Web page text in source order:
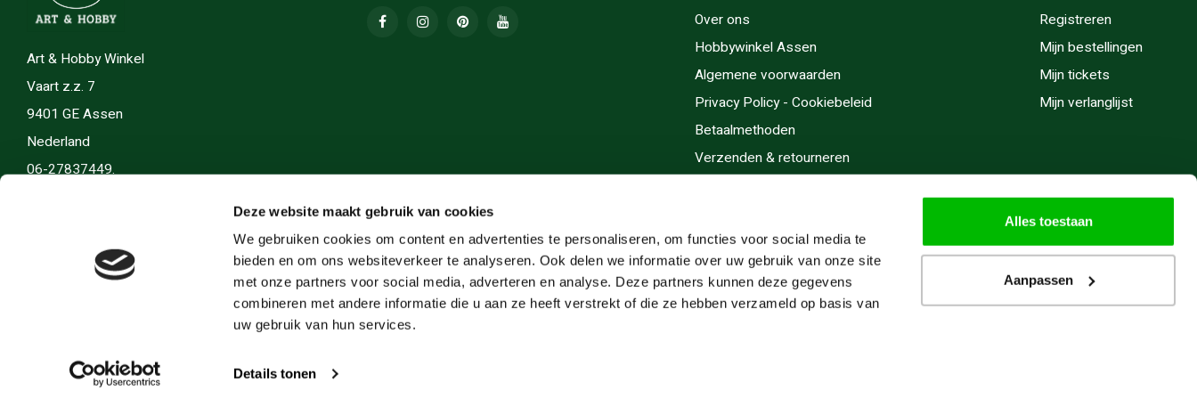
Deze website maakt gebruik van cookies
We gebruiken cookies om content en advertenties te personaliseren, om functies voor social media te
bieden en om ons websiteverkeer te analyseren. Ook delen we informatie over uw gebruik van onze site
met onze partners voor social media, adverteren en analyse. Deze partners kunnen deze gegevens
combineren met andere informatie die u aan ze heeft verstrekt of die ze hebben verzameld op basis van
uw gebruik van hun services.
Details tonen
Alles toestaan
Aanpassen
Art & Hobby Winkel
Vaart z.z. 7
9401 GE Assen
Nederland
06-27837449.
Over ons
Hobbywinkel Assen
Algemene voorwaarden
Privacy Policy - Cookiebeleid
Betaalmethoden
Verzenden & retourneren
Cadeaubonnen
Inlijsten
Servicegebieden
Registreren
Mijn bestellingen
Mijn tickets
Mijn verlanglijst